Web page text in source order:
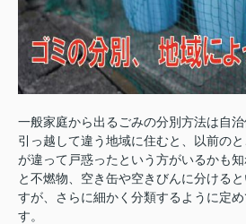
一般家庭から出るごみの分別方法は自治
引っ越して違う地域に住むと、以前の
が違って戸惑ったという方がいるかも
と不燃物、空き缶や空きびんに分ける
すが、さらに細かく分類するように定
す。